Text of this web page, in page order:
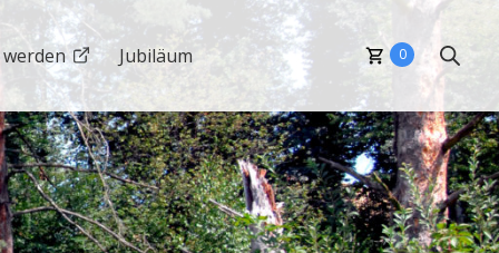
Jubiläum 0